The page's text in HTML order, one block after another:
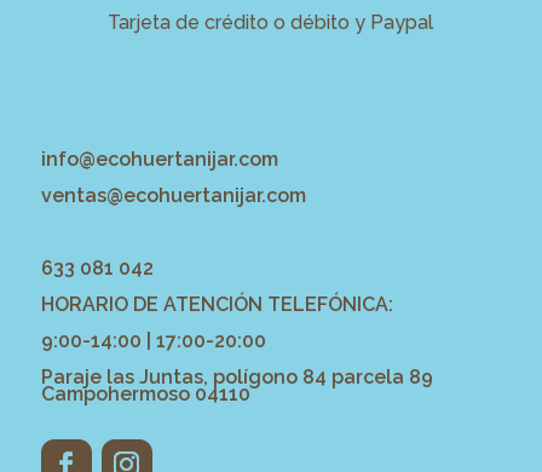
Tarjeta de crédito o débito y Paypal
info@ecohuertanijar.com
ventas@ecohuertanijar.com
633 081 042
HORARIO DE ATENCIÓN TELEFÓNICA:
9:00-14:00 | 17:00-20:00
Paraje las Juntas, polígono 84 parcela 89
Campohermoso 04110